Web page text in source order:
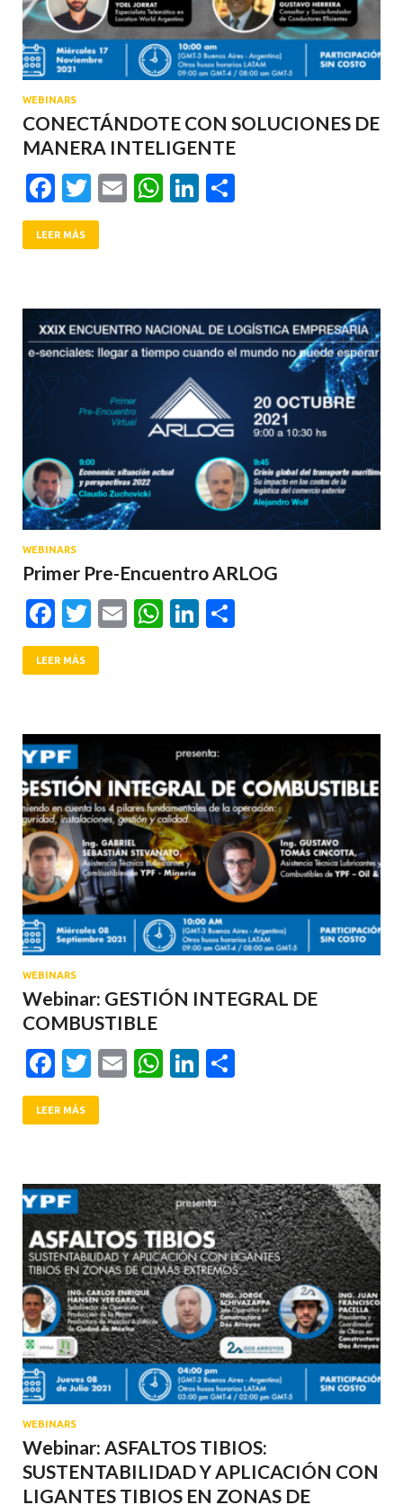
WEBINARS
CONECTÁNDOTE CON SOLUCIONES DE
MANERA INTELIGENTE
Facebook
Twitter
EmailWhatsApp
LinkedIn
LEER MÁS
WEBINARS
Primer Pre-Encuentro ARLOG
Facebook
Twitter
EmailWhatsApp
LinkedIn
LEER MÁS
WEBINARS
Webinar: GESTIÓN INTEGRAL DE
COMBUSTIBLE
Facebook
Twitter
EmailWhatsApp
LinkedIn
LEER MÁS
WEBINARS
Webinar: ASFALTOS TIBIOS:
SUSTENTABILIDAD Y APLICACIÓN CON
LIGANTES TIBIOS EN ZONAS DE